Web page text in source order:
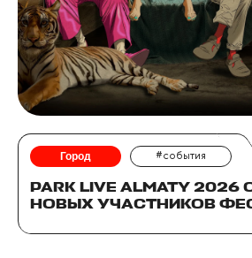
Город #события
PARK LIVE ALMATY 2026
НОВЫХ УЧАСТНИКОВ